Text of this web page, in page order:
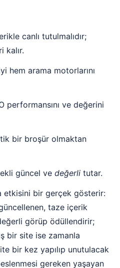
canlı tutulmalıdır;
kalır.
hem arama motorlarını
performansını ve değerini
bir broşür olmaktan
güncel ve değerli tutar.
etkisini bir gerçek gösterir:
taze içerik
görüp ödüllendirir;
bir site ise zamanla
bir kez yapılıp unutulacak
gereken yaşayan